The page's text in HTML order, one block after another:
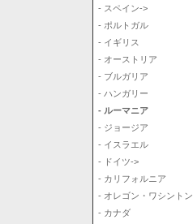
- スペイン->
- ポルトガル
- イギリス
- オーストリア
- ブルガリア
- ハンガリー
- ルーマニア
- ジョージア
- イスラエル
- ドイツ->
- カリフォルニア
- オレゴン・ワシントン
- カナダ